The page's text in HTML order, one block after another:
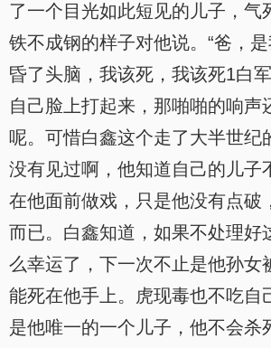
了一个目光如此短见的儿子，气
铁不成钢的样子对他说。“爸，
昏了头脑，我该死，我该死1白
自己脸上打起来，那啪啪的响声
呢。可惜白鑫这个走了大半世纪
没有见过啊，他知道自己的儿子
在他面前做戏，只是他没有点破
而已。白鑫知道，如果不处理好
么幸运了，下一次不止是他孙女
能死在他手上。虎现毒也不吃自
是他唯一的一个儿子，他不会杀